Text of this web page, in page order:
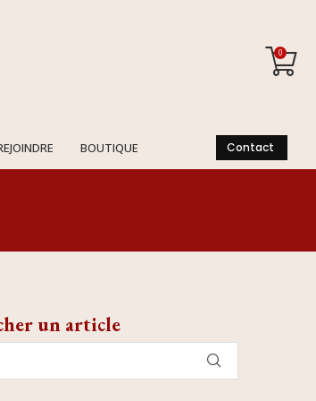
0
BOUTIQUE Contact
un article